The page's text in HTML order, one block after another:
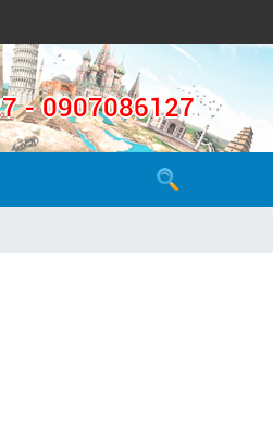
- 0907086127